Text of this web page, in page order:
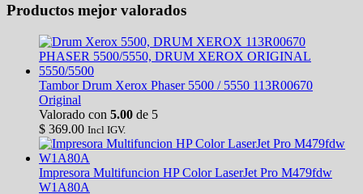
Productos mejor valorados
Tambor Drum Xerox Phaser 5500 / 5550 113R00670
Original
Valorado con 5.00 de 5
$ 369.00 Incl IGV.
Impresora Multifuncion HP Color LaserJet Pro M479fdw
W1A80A